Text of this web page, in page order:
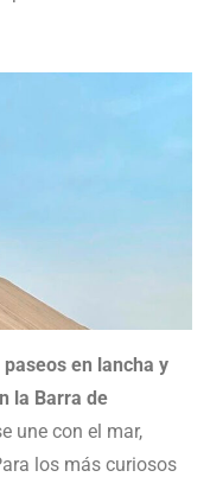
paseos en lancha y
la Barra de
une con el mar,
los más curiosos